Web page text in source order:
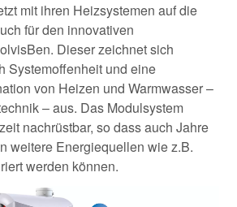
mit ihren Heizsystemen auf die
für den innovativen
Dieser zeichnet sich
Systemoffenheit und eine
von Heizen und Warmwasser –
– aus. Das Modulsystem
nachrüstbar, so dass auch Jahre
weitere Energiequellen wie z.B.
werden können.